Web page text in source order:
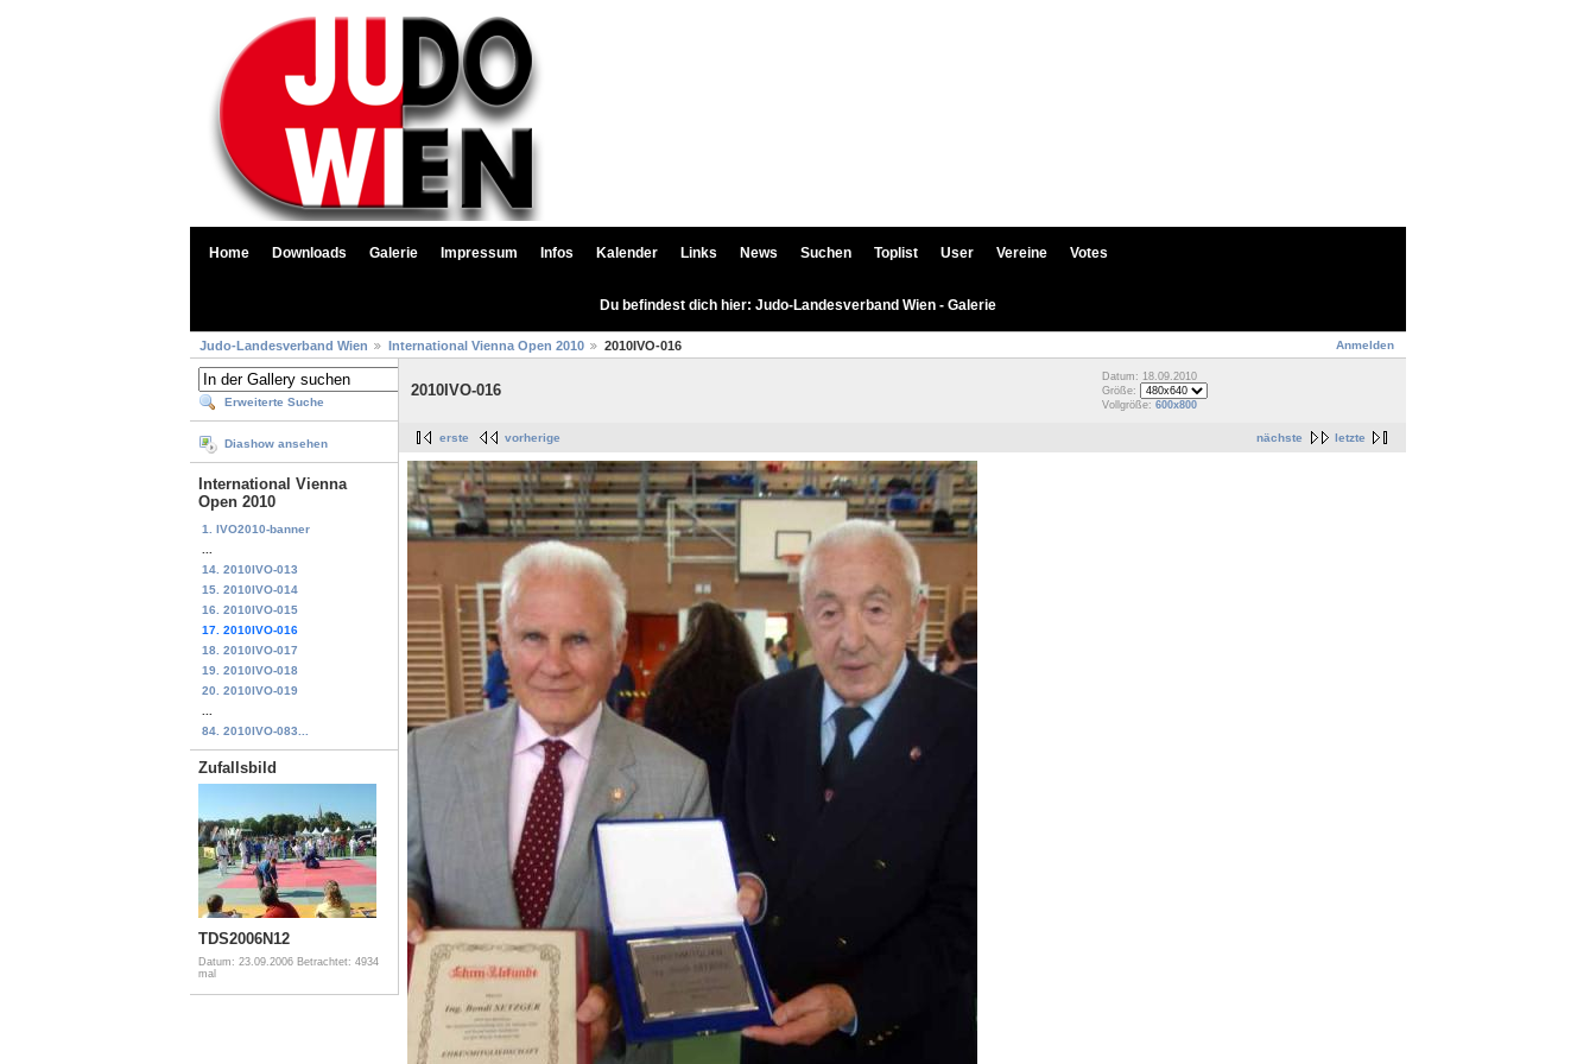
Home Downloads Galerie Impressum Infos Kalender Links News Suchen Toplist User Vereine Votes
Du befindest dich hier: Judo-Landesverband Wien - Galerie
Anmelden
Judo-Landesverband Wien International Vienna Open 2010 2010IVO-016
Erweiterte Suche
Diashow ansehen
International Vienna
Open 2010
1. IVO2010-banner
14. 2010IVO-013
15. 2010IVO-014
16. 2010IVO-015
17. 2010IVO-016
18. 2010IVO-017
19. 2010IVO-018
20. 2010IVO-019
84. 2010IVO-083...
Zufallsbild
TDS2006N12
Datum: 23.09.2006 Betrachtet: 4934
mal
2010IVO-016
Datum: 18.09.2010
Größe:
Vollgröße: 600x800
nächste letzte
erste vorherige